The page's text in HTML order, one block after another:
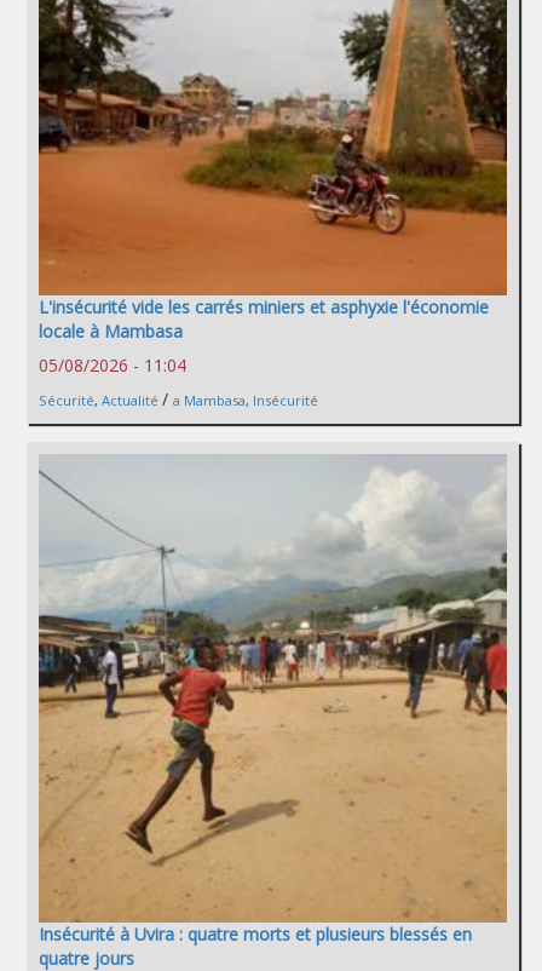
L'insécurité vide les carrés miniers et asphyxie l'économie
locale à Mambasa
05/08/2026 - 11:04
Sécurité, Actualité / a Mambasa, Insécurité
Insécurité à Uvira : quatre morts et plusieurs blessés en
quatre jours